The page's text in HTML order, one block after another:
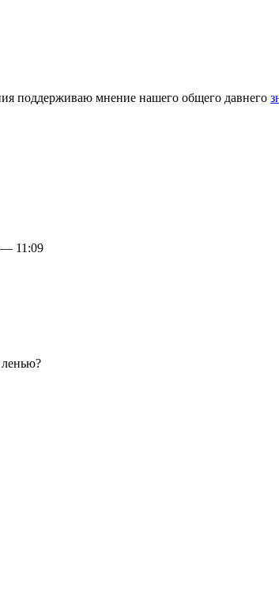
поддерживаю мнение нашего общего давнего
— 11:09
ленью?